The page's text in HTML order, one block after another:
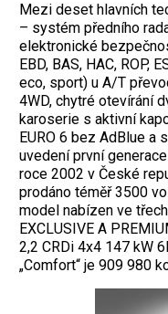
Mezi deset hlavních
– systém předního
elektronické
EBD, BAS, HAC, ROP,
eco, sport) u A/T
4WD, chytré otevírání
karoserie s aktivní
EURO 6 bez AdBlue a
uvedení první
roce 2002 v České
prodáno téměř 3500
model nabízen ve
EXCLUSIVE A
2,2 CRDi 4x4 147 kW
„Comfort“ je 909 980